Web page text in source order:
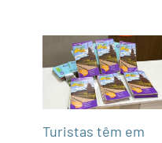
Turistas têm em